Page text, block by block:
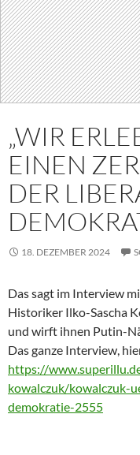
„WIR
EINEN
DER
18. DEZEMBER 2024
Das sagt im Interview
Historiker Ilko-Sascha
und wirft ihnen Putin-
Das ganze Interview,
https://
kowalczuk/kowalczuk-
demokratie-2555